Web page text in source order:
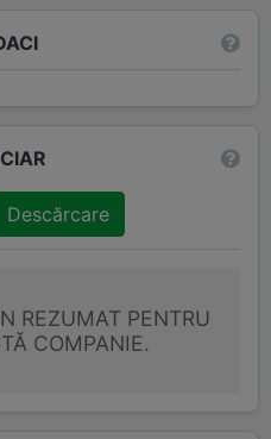
Descărcare
REZUMAT PENTRU
COMPANIE.